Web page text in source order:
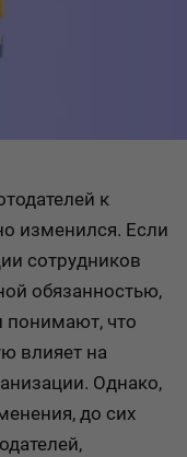
к
изменился. Если
сотрудников
обязанностью,
понимают, что
влияет на
Однако,
до сих